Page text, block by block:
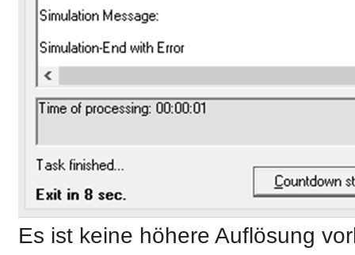
Es ist keine höhere Auflösung